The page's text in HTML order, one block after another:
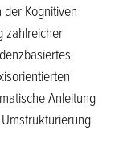
Kognitiven
zahlreicher
Anleitung